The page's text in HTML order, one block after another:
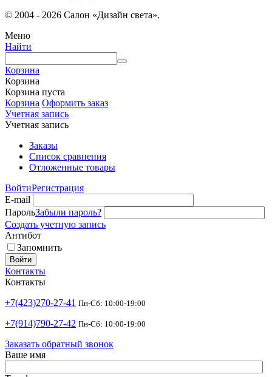
© 2004 - 2026 Салон «Дизайн света».
Меню
Найти
Корзина
Корзина
Корзина пуста
Корзина Оформить заказ
Учетная запись
Учетная запись
Заказы
Список сравнения
Отложенные товары
ВойтиРегистрация
E-mail
ПарольЗабыли пароль?
Создать учетную запись
Антибот
Запомнить
Войти
Контакты
Контакты
+7(423)270-27-41 Пн-Сб: 10:00-19:00
+7(914)790-27-42 Пн-Сб: 10:00-19:00
Заказать обратный звонок
Ваше имя